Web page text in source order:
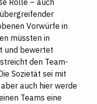
Rolle – auch
Vorwürfe in
müssten in
und bewertet
den Team-
Sozietät sei mit
auch hier werde
Teams eine